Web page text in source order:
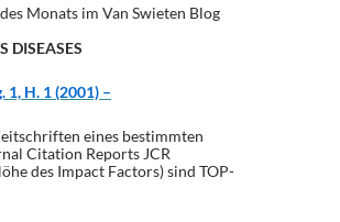
Monats im Van Swieten Blog
DISEASES
1, H. 1 (2001) –
eines bestimmten
Citation Reports JCR
des Impact Factors) sind TOP-